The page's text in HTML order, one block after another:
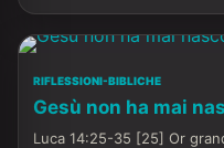
RIFLESSIONI-BIBLICHE
Gesù non ha mai
Luca 14:25-35 [25] Or